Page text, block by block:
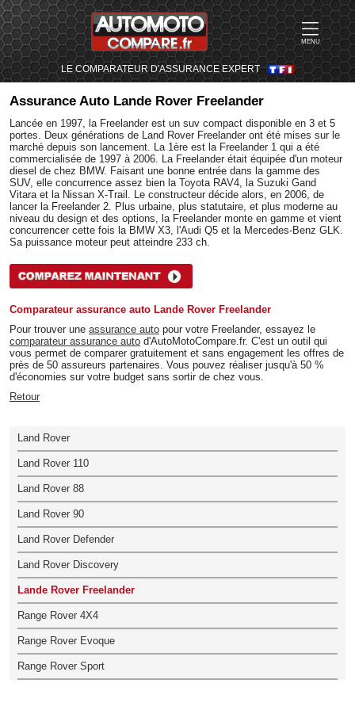
MENU
LE COMPARATEUR D'ASSURANCE EXPERT
Assurance Auto Lande Rover Freelander
Lancée en 1997, la Freelander est un suv compact disponible en 3 et 5
portes. Deux générations de Land Rover Freelander ont été mises sur le
marché depuis son lancement. La 1ère est la Freelander 1 qui a été
commercialisée de 1997 à 2006. La Freelander était équipée d'un moteur
diesel de chez BMW. Faisant une bonne entrée dans la gamme des
SUV, elle concurrence assez bien la Toyota RAV4, la Suzuki Gand
Vitara et la Nissan X-Trail. Le constructeur décide alors, en 2006, de
lancer la Freelander 2. Plus urbaine, plus statutaire, et plus moderne au
niveau du design et des options, la Freelander monte en gamme et vient
concurrencer cette fois la BMW X3, l'Audi Q5 et la Mercedes-Benz GLK.
Sa puissance moteur peut atteindre 233 ch.
Comparateur assurance auto Lande Rover Freelander
Pour trouver une assurance auto pour votre Freelander, essayez le
comparateur assurance auto d'AutoMotoCompare.fr. C'est un outil qui
vous permet de comparer gratuitement et sans engagement les offres de
près de 50 assureurs partenaires. Vous pouvez réaliser jusqu'à 50 %
d'économies sur votre budget sans sortir de chez vous.
Retour
Land Rover
Land Rover 110
Land Rover 88
Land Rover 90
Land Rover Defender
Land Rover Discovery
Lande Rover Freelander
Range Rover 4X4
Range Rover Evoque
Range Rover Sport